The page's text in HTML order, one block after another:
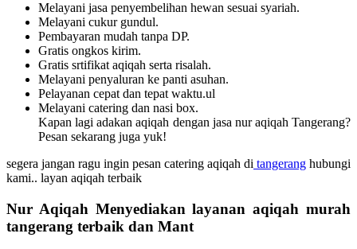
Melayani jasa penyembelihan hewan sesuai syariah.
Melayani cukur gundul.
Pembayaran mudah tanpa DP.
Gratis ongkos kirim.
Gratis srtifikat aqiqah serta risalah.
Melayani penyaluran ke panti asuhan.
Pelayanan cepat dan tepat waktu.ul
Melayani catering dan nasi box.
Kapan lagi adakan aqiqah dengan jasa nur aqiqah Tangerang?
Pesan sekarang juga yuk!
segera jangan ragu ingin pesan catering aqiqah di tangerang hubungi
kami.. layan aqiqah terbaik
Nur Aqiqah Menyediakan layanan aqiqah murah
tangerang terbaik dan Mant